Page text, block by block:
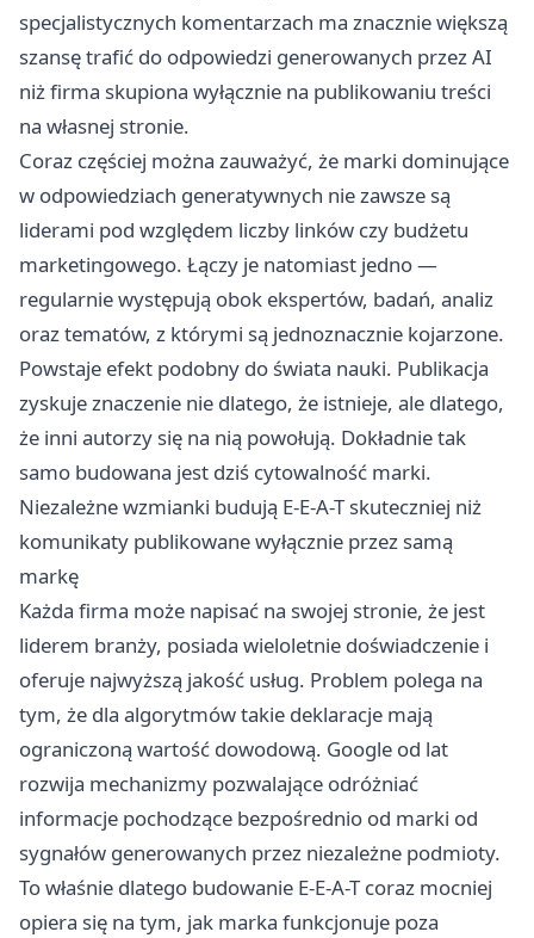
specjalistycznych komentarzach ma znacznie większą
szansę trafić do odpowiedzi generowanych przez AI
niż firma skupiona wyłącznie na publikowaniu treści
na własnej stronie.
Coraz częściej można zauważyć, że marki dominujące
w odpowiedziach generatywnych nie zawsze są
liderami pod względem liczby linków czy budżetu
marketingowego. Łączy je natomiast jedno —
regularnie występują obok ekspertów, badań, analiz
oraz tematów, z którymi są jednoznacznie kojarzone.
Powstaje efekt podobny do świata nauki. Publikacja
zyskuje znaczenie nie dlatego, że istnieje, ale dlatego,
że inni autorzy się na nią powołują. Dokładnie tak
samo budowana jest dziś cytowalność marki.
Niezależne wzmianki budują E-E-A-T skuteczniej niż
komunikaty publikowane wyłącznie przez samą
markę
Każda firma może napisać na swojej stronie, że jest
liderem branży, posiada wieloletnie doświadczenie i
oferuje najwyższą jakość usług. Problem polega na
tym, że dla algorytmów takie deklaracje mają
ograniczoną wartość dowodową. Google od lat
rozwija mechanizmy pozwalające odróżniać
informacje pochodzące bezpośrednio od marki od
sygnałów generowanych przez niezależne podmioty.
To właśnie dlatego budowanie E-E-A-T coraz mocniej
opiera się na tym, jak marka funkcjonuje poza